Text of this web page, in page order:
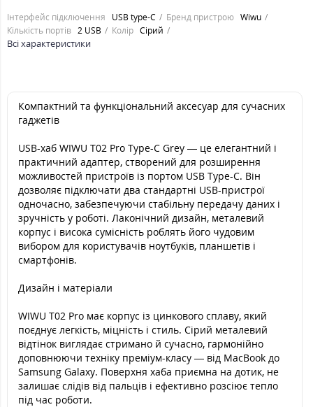
Інтерфейс підключення USB type-C Бренд пристрою Wiwu
Кількість портів 2 USB Колір Сірий
Всі характеристики
Компактний та функціональний аксесуар для сучасних
гаджетів
USB-хаб WIWU T02 Pro Type-C Grey — це елегантний і
практичний адаптер, створений для розширення
можливостей пристроїв із портом USB Type-C. Він
дозволяє підключати два стандартні USB-пристрої
одночасно, забезпечуючи стабільну передачу даних і
зручність у роботі. Лаконічний дизайн, металевий
корпус і висока сумісність роблять його чудовим
вибором для користувачів ноутбуків, планшетів і
смартфонів.
Дизайн і матеріали
WIWU T02 Pro має корпус із цинкового сплаву, який
поєднує легкість, міцність і стиль. Сірий металевий
відтінок виглядає стримано й сучасно, гармонійно
доповнюючи техніку преміум-класу — від MacBook до
Samsung Galaxy. Поверхня хаба приємна на дотик, не
залишає слідів від пальців і ефективно розсіює тепло
під час роботи.